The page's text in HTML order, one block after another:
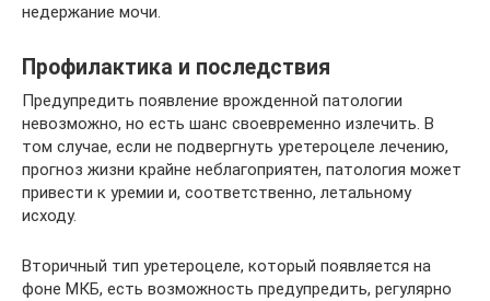
недержание мочи.
Профилактика и последствия
Предупредить появление врожденной патологии
невозможно, но есть шанс своевременно излечить. В
том случае, если не подвергнуть уретероцеле лечению,
прогноз жизни крайне неблагоприятен, патология может
привести к уремии и, соответственно, летальному
исходу.
Вторичный тип уретероцеле, который появляется на
фоне МКБ, есть возможность предупредить, регулярно